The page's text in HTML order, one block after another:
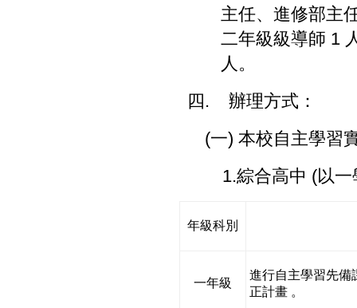
主任、進修部主
二年級級導師 1
人。
四. 辦理方式：
(一) 本校自主學習
1.綜合高中 (以
年級科別
一年級
進行自主學習先備
正計畫 。